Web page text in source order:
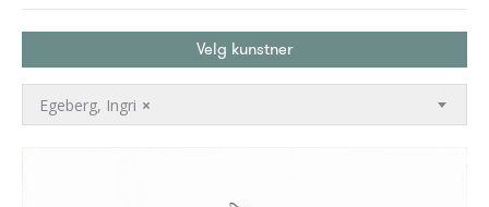
Velg kunstner
×
Egeberg, Ingri